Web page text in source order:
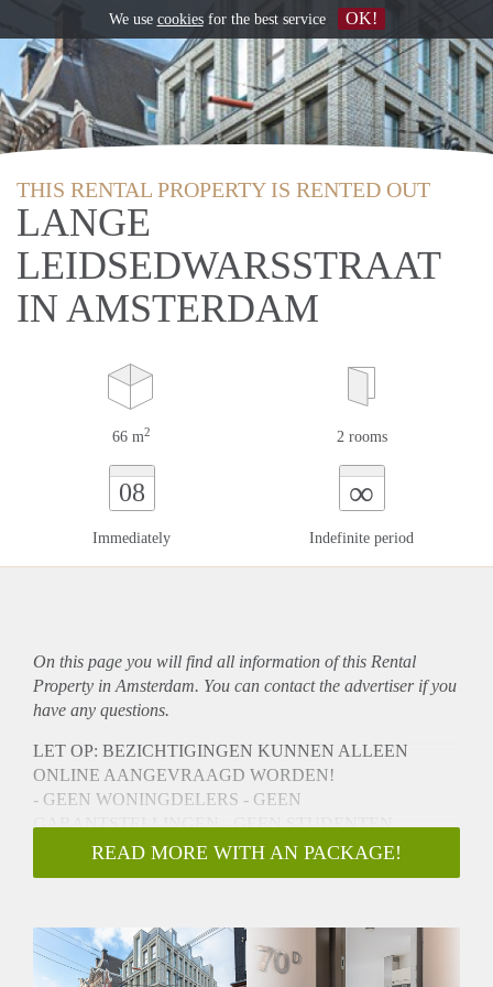
THIS RENTAL PROPERTY IS RENTED OUT
LANGE
LEIDSEDWARSSTRAAT
IN AMSTERDAM
66 m2 2 rooms
08
Immediately
∞
Indefinite period
On this page you will find all information of this Rental
Property in Amsterdam. You can contact the advertiser if you
have any questions.
LET OP: BEZICHTIGINGEN KUNNEN ALLEEN
ONLINE AANGEVRAAGD WORDEN!
- GEEN WONINGDELERS - GEEN
GARANTSTELLINGEN - GEEN STUDENTEN
Een heerlijk en hoogwaardig nieuwbouw appartement in
hartje centrum (Leidsestraat).
raampartijen maken het een licht appartement. De
Leidsestraat biedt een diversiteit van winkels, het Leidseplein
READ MORE WITH AN PACKAGE!
We use cookiesfor the best service OK!